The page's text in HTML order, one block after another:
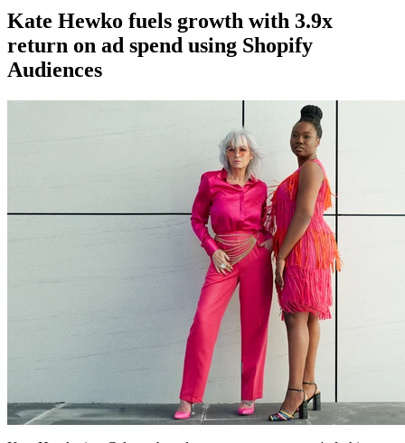
Kate Hewko fuels growth with 3.9x
return on ad spend using Shopify
Audiences